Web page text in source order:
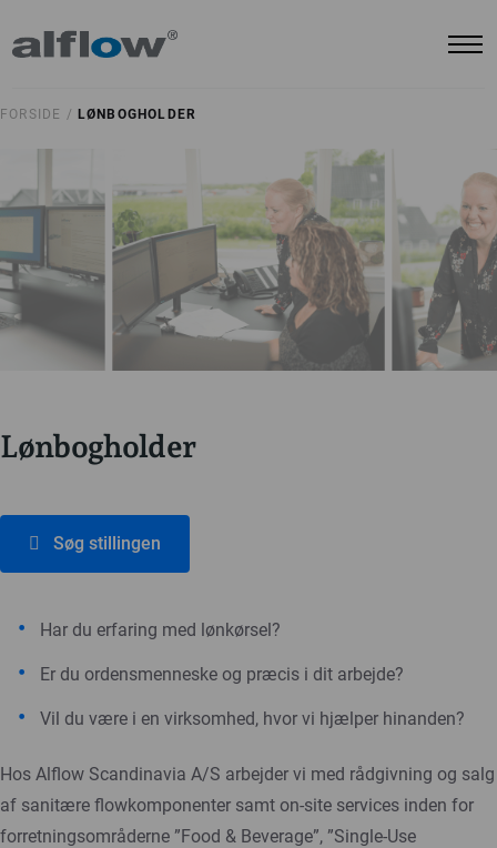
FORSIDE / LØNBOGHOLDER
Lønbogholder
Søg stillingen
Har du erfaring med lønkørsel?
Er du ordensmenneske og præcis i dit arbejde?
Vil du være i en virksomhed, hvor vi hjælper hinanden?
Hos Alflow Scandinavia A/S arbejder vi med rådgivning og salg
af sanitære flowkomponenter samt on-site services inden for
forretningsområderne ”Food & Beverage”, ”Single-Use